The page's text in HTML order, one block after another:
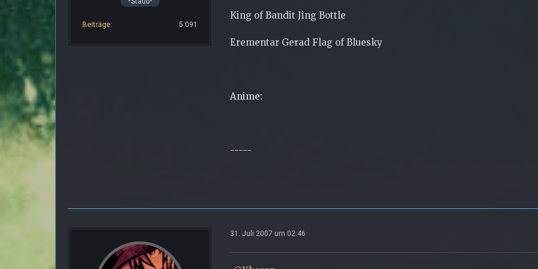
Beiträge 5.091
King of Bandit Jing Bottle
Erementar Gerad Flag of Bluesky
Anime:
-----
31. Juli 2007 um 02:46